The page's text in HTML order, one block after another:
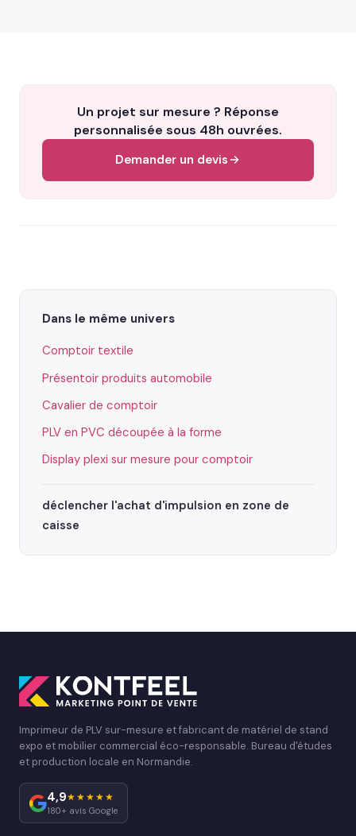
Un projet sur mesure ? Réponse
personnalisée sous 48h ouvrées.
Demander un devis
Dans le même univers
Comptoir textile
Présentoir produits automobile
Cavalier de comptoir
PLV en PVC découpée à la forme
Display plexi sur mesure pour comptoir
déclencher l'achat d'impulsion en zone de
caisse
Imprimeur de PLV sur-mesure et fabricant de matériel de stand
expo et mobilier commercial éco-responsable. Bureau d'études
et production locale en Normandie.
4,9★★★★★
180+ avis Google